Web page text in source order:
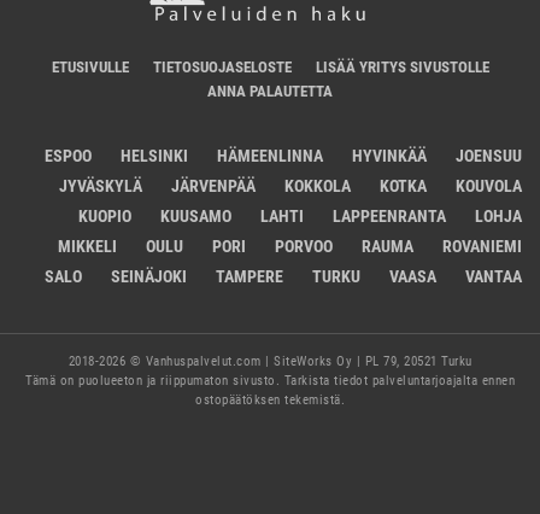
ETUSIVULLE TIETOSUOJASELOSTE
LISÄÄ YRITYS SIVUSTOLLE
ANNA PALAUTETTA
ESPOO HELSINKI HÄMEENLINNA HYVINKÄÄ
JOENSUU
JYVÄSKYLÄ
JÄRVENPÄÄ KOKKOLA KOTKA
KOUVOLA
KUOPIO
KUUSAMO LAHTI LAPPEENRANTA
LOHJA
MIKKELI
OULU PORI PORVOO RAUMA
ROVANIEMI
SALO
SEINÄJOKI TAMPERE TURKU VAASA VANTAA
2018-2026 © Vanhuspalvelut.com | SiteWorks Oy | PL 79, 20521 Turku
Tämä on puolueeton ja riippumaton sivusto. Tarkista tiedot palveluntarjoajalta ennen
ostopäätöksen tekemistä.